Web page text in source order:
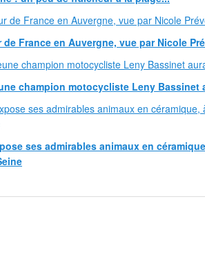
de France en Auvergne, vue par Nicole
champion motocycliste Leny Bassinet
ses admirables animaux en